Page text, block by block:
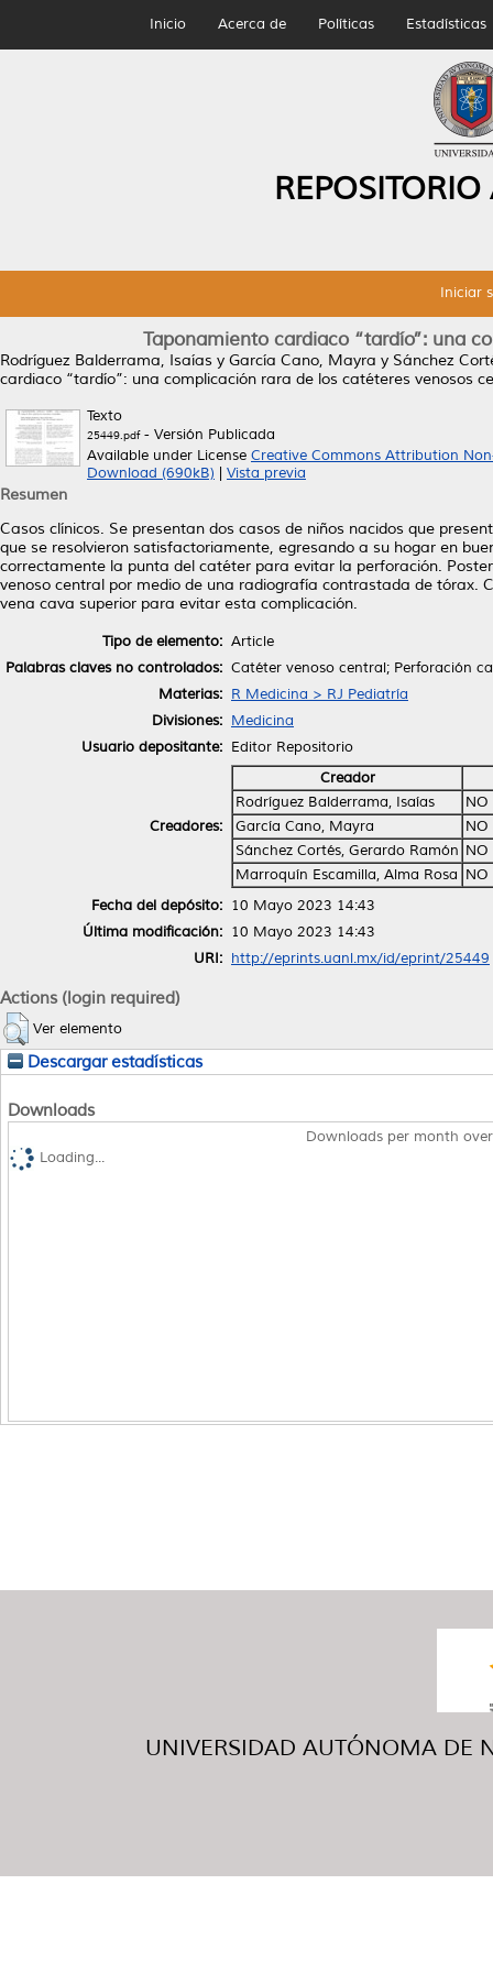
Inicio Acerca de Políticas Estadísticas
Iniciar
Taponamiento cardiaco “tardío”: una
Rodríguez Balderrama, Isaías y García Cano, Mayra y Sánchez
cardiaco “tardío”: una complicación rara de los catéteres venosos
Texto
25449.pdf- Versión Publicada
Available under License Creative Commons Attribution
Download (690kB)
Vista previa
Resumen
Casos clínicos. Se presentan dos casos de niños nacidos que
que se resolvieron satisfactoriamente, egresando a su hogar en
correctamente la punta del catéter para evitar la perforación.
venoso central por medio de una radiografía contrastada de tórax.
vena cava superior para evitar esta complicación.
Tipo de elemento: Article
Palabras claves no controlados: Catéter venoso central; Perforación
Materias: R Medicina > RJ Pediatría
Divisiones: Medicina
Usuario depositante: Editor Repositorio
Creadores:
Creador
Rodríguez Balderrama, Isaías
NO
García Cano, Mayra
NO
Sánchez Cortés, Gerardo Ramón NO
Marroquín Escamilla, Alma Rosa NO
Fecha del depósito: 10 Mayo 2023 14:43
Última modificación: 10 Mayo 2023 14:43
URI: http://eprints.uanl.mx/id/eprint/25449
Actions (login required)
Ver elemento
Descargar estadísticas
Downloads
Downloads per month
Loading...
UNIVERSIDAD AUTÓNOMA DE